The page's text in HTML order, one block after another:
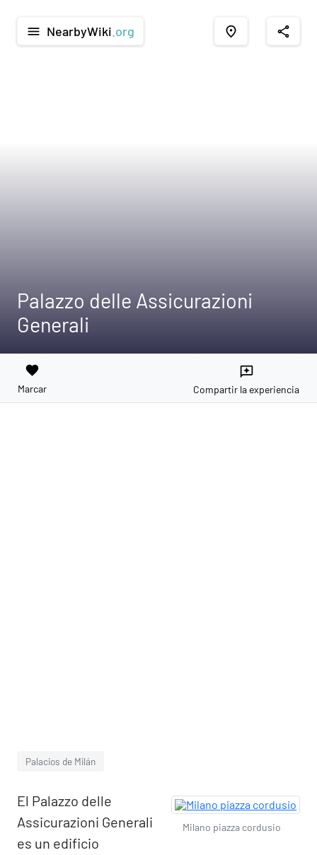
menu NearbyWiki .org place share
Palazzo delle Assicurazioni
Generali
favorite
Marcar
reviews
Compartir la experiencia
Palacios de Milán
Milano piazza cordusio
El Palazzo delle
Assicurazioni Generali
es un edificio